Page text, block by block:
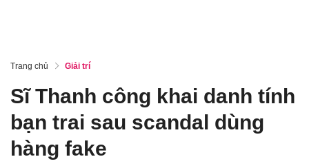
Trang chủ Giải trí
Sĩ Thanh công khai danh tính
bạn trai sau scandal dùng
hàng fake